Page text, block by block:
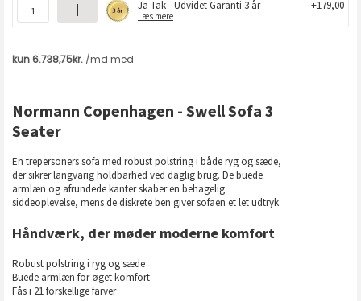
Ja Tak - Udvidet Garanti 3 år
Læs mere
+179,00
Normann Copenhagen - Swell Sofa 3
Seater
En trepersoners sofa med robust polstring i både ryg og sæde,
der sikrer langvarig holdbarhed ved daglig brug. De buede
armlæn og afrundede kanter skaber en behagelig
siddeoplevelse, mens de diskrete ben giver sofaen et let udtryk.
Håndværk, der møder moderne komfort
Robust polstring i ryg og sæde
Buede armlæn for øget komfort
Fås i 21 forskellige farver